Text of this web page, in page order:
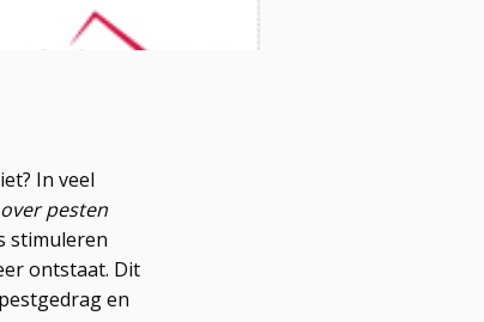
In veel
pesten
stimuleren
ontstaat. Dit
en